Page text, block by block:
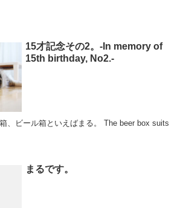
15才記念その2。-In memory of
15th birthday, No2.-
、ビール箱といえばまる。 The beer box suits
まるです。